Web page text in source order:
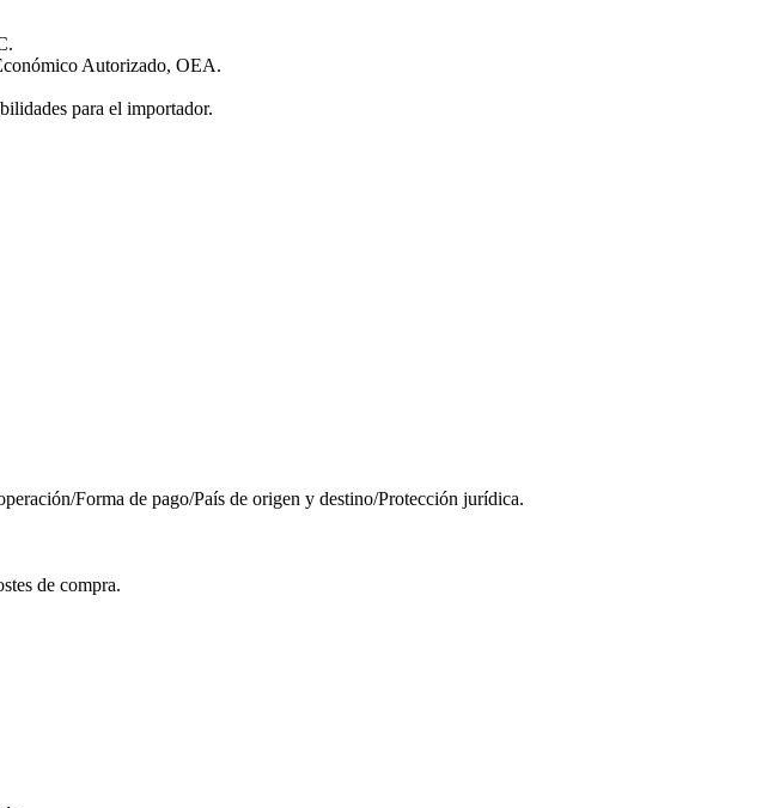
Autorizado, OEA.
para el importador.
Forma de pago/País de origen y destino/Protección jurídica.
de compra.